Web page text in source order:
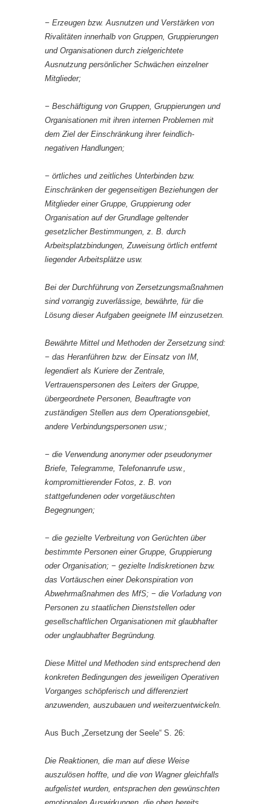
− Erzeugen bzw. Ausnutzen und Verstärken von
Rivalitäten innerhalb von Gruppen, Gruppierungen
und Organisationen durch zielgerichtete
Ausnutzung persönlicher Schwächen einzelner
Mitglieder;
− Beschäftigung von Gruppen, Gruppierungen und
Organisationen mit ihren internen Problemen mit
dem Ziel der Einschränkung ihrer feindlich-
negativen Handlungen;
− örtliches und zeitliches Unterbinden bzw.
Einschränken der gegenseitigen Beziehungen der
Mitglieder einer Gruppe, Gruppierung oder
Organisation auf der Grundlage geltender
gesetzlicher Bestimmungen, z. B. durch
Arbeitsplatzbindungen, Zuweisung örtlich entfernt
liegender Arbeitsplätze usw.
Bei der Durchführung von Zersetzungsmaßnahmen
sind vorrangig zuverlässige, bewährte, für die
Lösung dieser Aufgaben geeignete IM einzusetzen.
Bewährte Mittel und Methoden der Zersetzung sind:
− das Heranführen bzw. der Einsatz von IM,
legendiert als Kuriere der Zentrale,
Vertrauenspersonen des Leiters der Gruppe,
übergeordnete Personen, Beauftragte von
zuständigen Stellen aus dem Operationsgebiet,
andere Verbindungspersonen usw.;
− die Verwendung anonymer oder pseudonymer
Briefe, Telegramme, Telefonanrufe usw.,
kompromittierender Fotos, z. B. von
stattgefundenen oder vorgetäuschten
Begegnungen;
− die gezielte Verbreitung von Gerüchten über
bestimmte Personen einer Gruppe, Gruppierung
oder Organisation; − gezielte Indiskretionen bzw.
das Vortäuschen einer Dekonspiration von
Abwehrmaßnahmen des MfS; − die Vorladung von
Personen zu staatlichen Dienststellen oder
gesellschaftlichen Organisationen mit glaubhafter
oder unglaubhafter Begründung.
Diese Mittel und Methoden sind entsprechend den
konkreten Bedingungen des jeweiligen Operativen
Vorganges schöpferisch und differenziert
anzuwenden, auszubauen und weiterzuentwickeln.
Aus Buch „Zersetzung der Seele“ S. 26:
Die Reaktionen, die man auf diese Weise
auszulösen hoffte, und die von Wagner gleichfalls
aufgelistet wurden, entsprachen den gewünschten